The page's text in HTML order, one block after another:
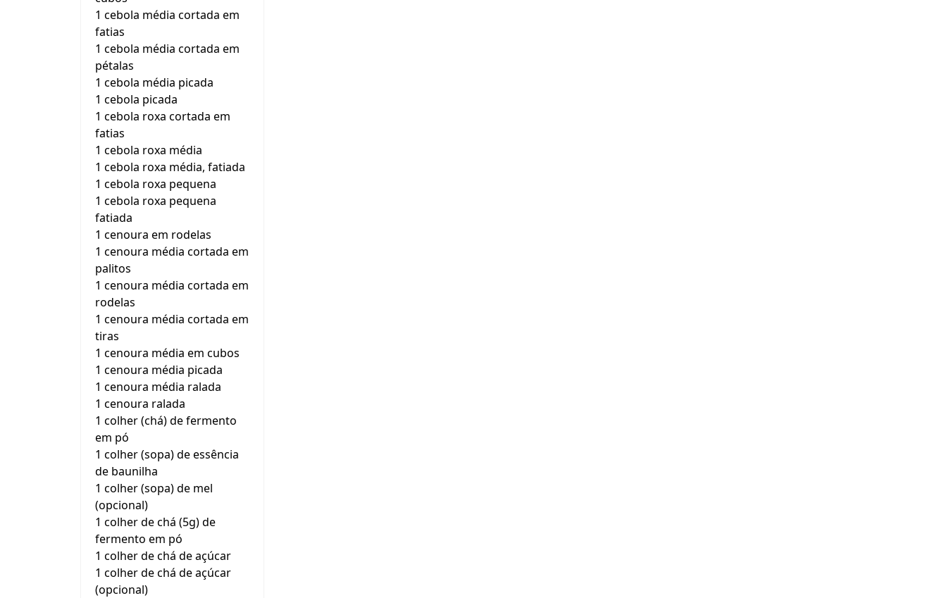
1 cebola média cortada em
fatias
1 cebola média cortada em
pétalas
1 cebola média picada
1 cebola picada
1 cebola roxa cortada em
fatias
1 cebola roxa média
1 cebola roxa média, fatiada
1 cebola roxa pequena
1 cebola roxa pequena
fatiada
1 cenoura em rodelas
1 cenoura média cortada em
palitos
1 cenoura média cortada em
rodelas
1 cenoura média cortada em
tiras
1 cenoura média em cubos
1 cenoura média picada
1 cenoura média ralada
1 cenoura ralada
1 colher (chá) de fermento
em pó
1 colher (sopa) de essência
de baunilha
1 colher (sopa) de mel
(opcional)
1 colher de chá (5g) de
fermento em pó
1 colher de chá de açúcar
1 colher de chá de açúcar
(opcional)